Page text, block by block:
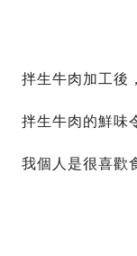
拌生牛肉加工後
拌生牛肉的鮮味
我個人是很喜歡